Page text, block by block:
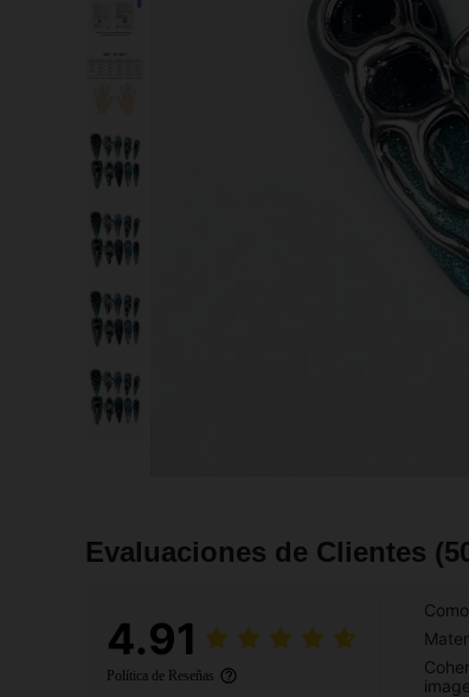
Evaluaciones de Clientes
4.91
Política de Reseñas